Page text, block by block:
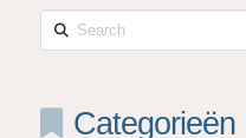
Search
Categorieën